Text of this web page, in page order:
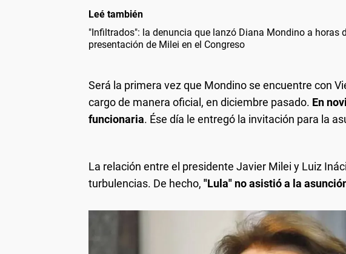
Leé también
"Infiltrados": la denuncia que lanzó Diana Mondino a horas
presentación de Milei en el Congreso
Será la primera vez que Mondino se encuentre con
cargo de manera oficial, en diciembre pasado. En
funcionaria. Ése día le entregó la invitación para la
La relación entre el presidente Javier Milei y Luiz
turbulencias. De hecho, "Lula" no asistió a la